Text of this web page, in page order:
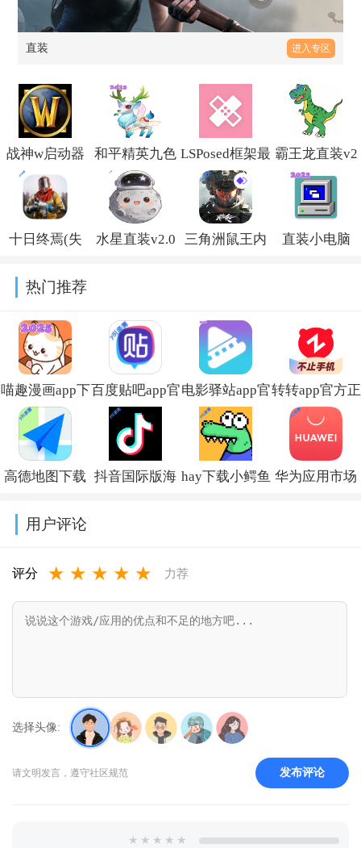
直装 进入专区
战神w启动器
直装v7.68.0
和平精英九色
鹿直装免root
最新版m.2.0
LSPosed框架最
新版本下载
v1.11.0
霸王龙直装v2
和平精英
v3.3.3.1004
十日终焉(失
水星直装v2.0 三角洲鼠王内
v3.3.7.1010
直装小电脑
热门推荐
喵趣漫画app下
载小说免费安
装v5.0.0
百度贴吧app官
方下载
v22.5.1.0
电影驿站app官
方最新版本免
费下载v2.0.0
转转app官方正
版下载2026最
新版本v12.6.0
高德地图下载
v16.13.0.2011
抖音国际版海 hay下载小鳄鱼 华为应用市场
用户评论
评分 ★ ★ ★ ★ ★ 力荐
选择头像:
请文明发言，遵守社区规范 发布评论
★ ★ ★ ★ ★